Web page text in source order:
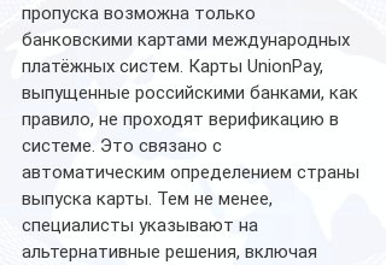
пропуска возможна только
банковскими картами международных
платёжных систем. Карты UnionPay,
выпущенные российскими банками, как
правило, не проходят верификацию в
системе. Это связано с
автоматическим определением страны
выпуска карты. Тем не менее,
специалисты указывают на
альтернативные решения, включая